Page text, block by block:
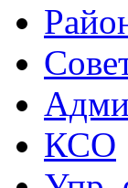
КСО